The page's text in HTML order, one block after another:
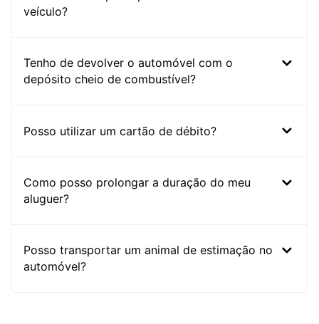
veículo?
Tenho de devolver o automóvel com o
depósito cheio de combustível?
Posso utilizar um cartão de débito?
Como posso prolongar a duração do meu
aluguer?
Posso transportar um animal de estimação no
automóvel?